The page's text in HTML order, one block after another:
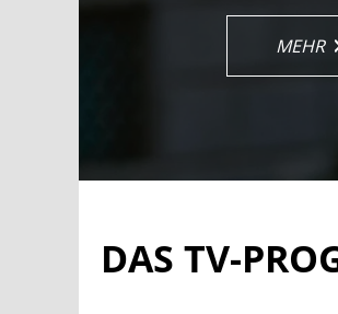
MEHR
MEHR
MEHR
MEHR
MEHR
MEHR
DAS TV-